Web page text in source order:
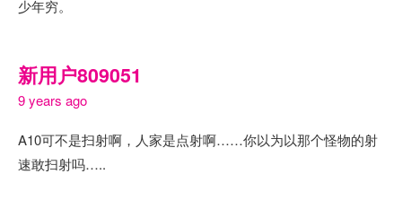
少年穷。
新用户809051
9 years ago
A10可不是扫射啊，人家是点射啊……你以为以那个怪物的射
速敢扫射吗…..